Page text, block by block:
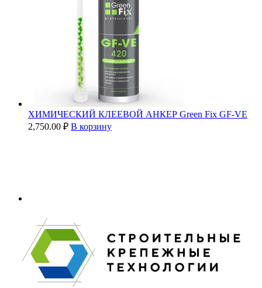
ХИМИЧЕСКИЙ КЛЕЕВОЙ АНКЕР Green Fix GF-VE
2,750.00 ₽ В корзину